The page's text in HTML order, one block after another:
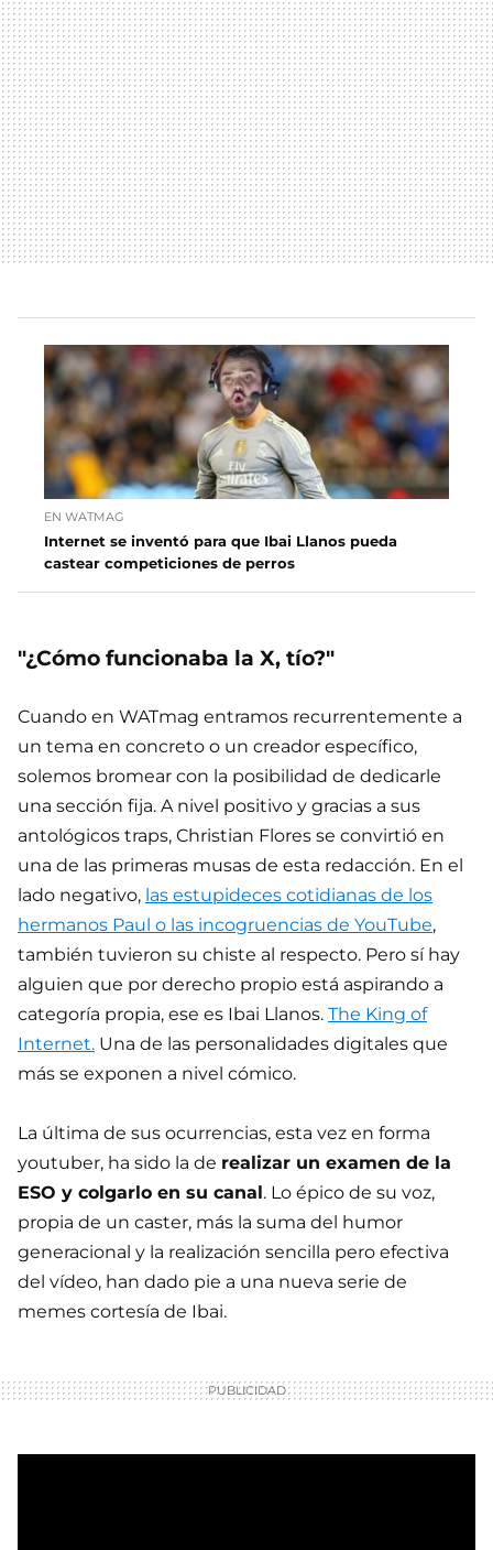
EN WATMAG
Internet se inventó para que Ibai Llanos pueda
castear competiciones de perros
"¿Cómo funcionaba la X, tío?"
Cuando en WATmag entramos recurrentemente a
un tema en concreto o un creador específico,
solemos bromear con la posibilidad de dedicarle
una sección fija. A nivel positivo y gracias a sus
antológicos traps, Christian Flores se convirtió en
una de las primeras musas de esta redacción. En el
lado negativo, las estupideces cotidianas de los
hermanos Paul o las incogruencias de YouTube,
también tuvieron su chiste al respecto. Pero sí hay
alguien que por derecho propio está aspirando a
categoría propia, ese es Ibai Llanos. The King of
Internet. Una de las personalidades digitales que
más se exponen a nivel cómico.
La última de sus ocurrencias, esta vez en forma
youtuber, ha sido la de realizar un examen de la
ESO y colgarlo en su canal. Lo épico de su voz,
propia de un caster, más la suma del humor
generacional y la realización sencilla pero efectiva
del vídeo, han dado pie a una nueva serie de
memes cortesía de Ibai.